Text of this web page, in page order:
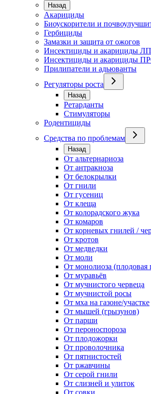
Назад
Акарициды
Биоускорители и
Гербициды
Замазки и защита от ожогов
Инсектициды и акарициды
Инсектициды и акарициды
Прилипатели и адьюванты
Регуляторы роста
Назад
Ретарданты
Стимуляторы
Родентициды
Средства по проблемам
Назад
От альтернариоза
От антракноза
От белокрылки
От гнили
От гусениц
От клеща
От колорадского жука
От комаров
От корневых гнилей /
От кротов
От медведки
От моли
От монолиоза (плодовая
От муравьёв
От мучнистого червеца
От мучнистой росы
От мха на газоне/участке
От мышей (грызунов)
От парши
От пероноспороза
От плодожорки
От проволочника
От пятнистостей
От ржавчины
От серой гнили
От слизней и улиток
От совки